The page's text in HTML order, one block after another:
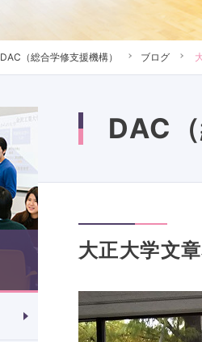
DAC（総合学修支援機構） ブログ
DAC
大正大学文